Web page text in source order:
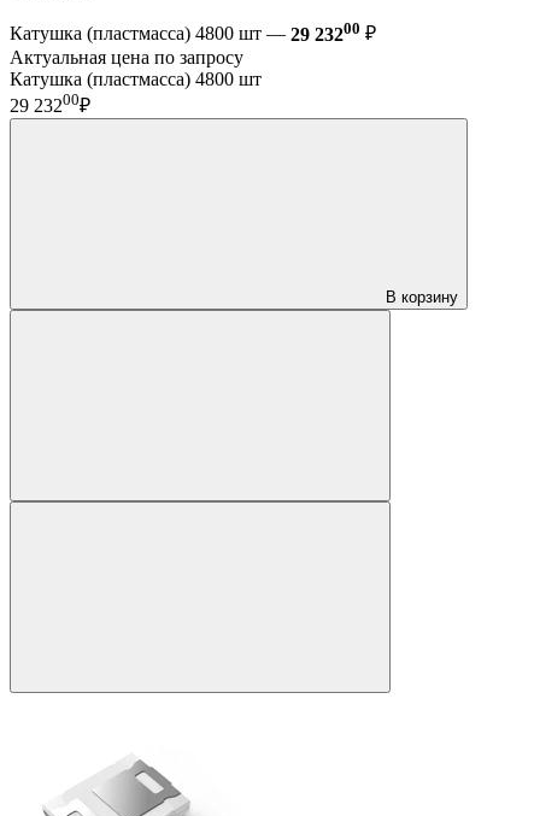
Катушка (пластмасса) 4800 шт — 29 23200 ₽
Актуальная цена по запросу
Катушка (пластмасса) 4800 шт
29 23200₽
В корзину